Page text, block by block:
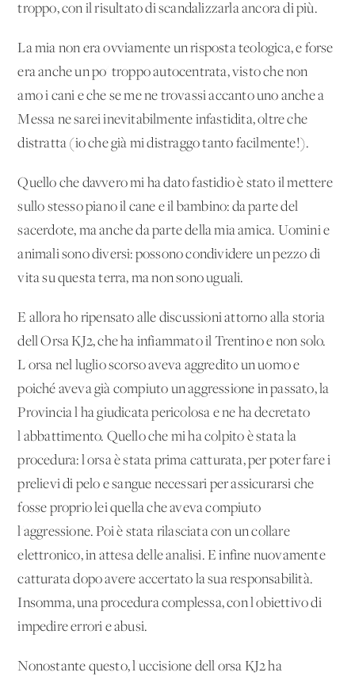
troppo, con il risultato di scandalizzarla ancora di più.
La mia non era ovviamente un risposta teologica, e forse
era anche un po' troppo autocentrata, visto che non
amo i cani e che se me ne trovassi accanto uno anche a
Messa ne sarei inevitabilmente infastidita, oltre che
distratta (io che già mi distraggo tanto facilmente!).
Quello che davvero mi ha dato fastidio è stato il mettere
sullo stesso piano il cane e il bambino: da parte del
sacerdote, ma anche da parte della mia amica. Uomini e
animali sono diversi: possono condividere un pezzo di
vita su questa terra, ma non sono uguali.
E allora ho ripensato alle discussioni attorno alla storia
dell'Orsa KJ2, che ha infiammato il Trentino e non solo.
L'orsa nel luglio scorso aveva aggredito un uomo e
poiché aveva già compiuto un'aggressione in passato, la
Provincia l'ha giudicata pericolosa e ne ha decretato
l'abbattimento. Quello che mi ha colpito è stata la
procedura: l'orsa è stata prima catturata, per poter fare i
prelievi di pelo e sangue necessari per assicurarsi che
fosse proprio lei quella che aveva compiuto
l'aggressione. Poi è stata rilasciata con un collare
elettronico, in attesa delle analisi. E infine nuovamente
catturata dopo avere accertato la sua responsabilità.
Insomma, una procedura complessa, con l'obiettivo di
impedire errori e abusi.
Nonostante questo, l'uccisione dell'orsa KJ2 ha